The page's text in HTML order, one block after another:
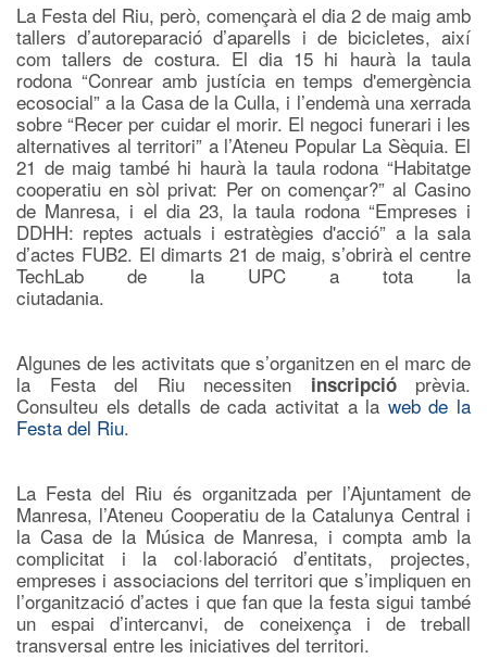
La Festa del Riu, però, començarà el dia 2 de maig amb
tallers d’autoreparació d’aparells i de bicicletes, així
com tallers de costura. El dia 15 hi haurà la taula
rodona “Conrear amb justícia en temps d'emergència
ecosocial” a la Casa de la Culla, i l’endemà una xerrada
sobre “Recer per cuidar el morir. El negoci funerari i les
alternatives al territori” a l’Ateneu Popular La Sèquia. El
21 de maig també hi haurà la taula rodona “Habitatge
cooperatiu en sòl privat: Per on començar?” al Casino
de Manresa, i el dia 23, la taula rodona “Empreses i
DDHH: reptes actuals i estratègies d'acció” a la sala
d’actes FUB2. El dimarts 21 de maig, s’obrirà el centre
TechLab de la UPC a tota la
Algunes de les activitats que s’organitzen en el marc de
la Festa del Riu necessiten inscripcióprèvia.
Consulteu els detalls de cada activitat a la web de la
Festa del Riu.
La Festa del Riu és organitzada per l’Ajuntament de
Manresa, l’Ateneu Cooperatiu de la Catalunya Central i
la Casa de la Música de Manresa, i compta amb la
complicitat i la col·laboració d’entitats, projectes,
empreses i associacions del territori que s’impliquen en
l’organització d’actes i que fan que la festa sigui també
un espai d’intercanvi, de coneixença i de treball
transversal entre les iniciatives del territori.